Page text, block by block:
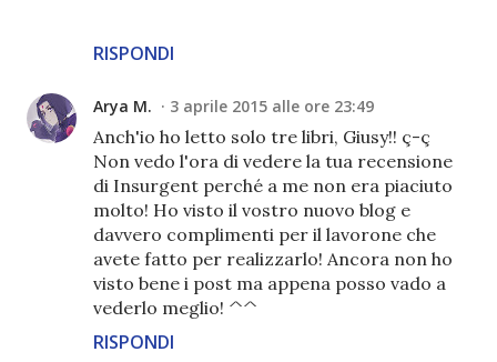
RISPONDI
Arya M. 3 aprile 2015 alle ore 23:49
Anch'io ho letto solo tre libri, Giusy!! ç-ç
Non vedo l'ora di vedere la tua recensione
di Insurgent perché a me non era piaciuto
molto! Ho visto il vostro nuovo blog e
davvero complimenti per il lavorone che
avete fatto per realizzarlo! Ancora non ho
visto bene i post ma appena posso vado a
vederlo meglio! ^^
RISPONDI